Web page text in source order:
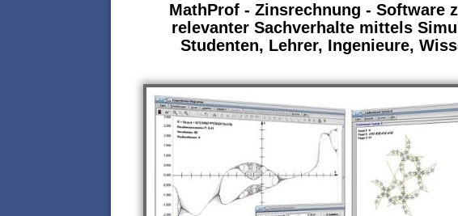
MathProf - Zinsrechnung - Software
relevanter Sachverhalte mittels
Studenten, Lehrer, Ingenieure,